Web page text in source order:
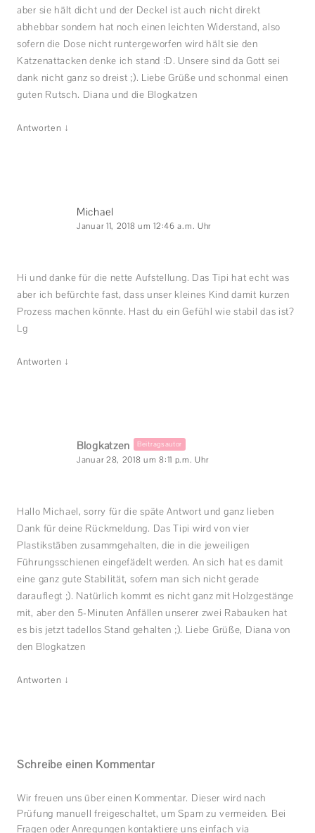
aber sie hält dicht und der Deckel ist auch nicht direkt
abhebbar sondern hat noch einen leichten Widerstand, also
sofern die Dose nicht runtergeworfen wird hält sie den
Katzenattacken denke ich stand :D. Unsere sind da Gott sei
dank nicht ganz so dreist ;). Liebe Grüße und schonmal einen
guten Rutsch. Diana und die Blogkatzen
Antworten ↓
Michael
Januar 11, 2018 um 12:46 a.m. Uhr
Hi und danke für die nette Aufstellung. Das Tipi hat echt was
aber ich befürchte fast, dass unser kleines Kind damit kurzen
Prozess machen könnte. Hast du ein Gefühl wie stabil das ist?
Lg
Antworten ↓
Blogkatzen Beitragsautor
Januar 28, 2018 um 8:11 p.m. Uhr
Hallo Michael, sorry für die späte Antwort und ganz lieben
Dank für deine Rückmeldung. Das Tipi wird von vier
Plastikstäben zusammgehalten, die in die jeweiligen
Führungsschienen eingefädelt werden. An sich hat es damit
eine ganz gute Stabilität, sofern man sich nicht gerade
darauflegt ;). Natürlich kommt es nicht ganz mit Holzgestänge
mit, aber den 5-Minuten Anfällen unserer zwei Rabauken hat
es bis jetzt tadellos Stand gehalten ;). Liebe Grüße, Diana von
den Blogkatzen
Antworten ↓
Schreibe einen Kommentar
Wir freuen uns über einen Kommentar. Dieser wird nach
Prüfung manuell freigeschaltet, um Spam zu vermeiden. Bei
Fragen oder Anregungen kontaktiere uns einfach via